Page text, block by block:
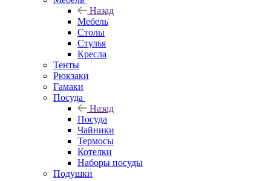
Назад
Мебель
Столы
Стулья
Кресла
Тенты
Рюкзаки
Гамаки
Посуда
Назад
Посуда
Чайники
Термосы
Котелки
Наборы посуды
Подушки